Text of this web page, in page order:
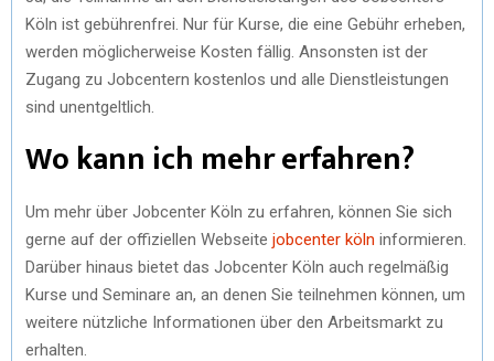
Köln ist gebührenfrei. Nur für Kurse, die eine Gebühr erheben,
werden möglicherweise Kosten fällig. Ansonsten ist der
Zugang zu Jobcentern kostenlos und alle Dienstleistungen
sind unentgeltlich.
Wo kann ich mehr erfahren?
Um mehr über Jobcenter Köln zu erfahren, können Sie sich
gerne auf der offiziellen Webseite jobcenter köln informieren.
Darüber hinaus bietet das Jobcenter Köln auch regelmäßig
Kurse und Seminare an, an denen Sie teilnehmen können, um
weitere nützliche Informationen über den Arbeitsmarkt zu
erhalten.